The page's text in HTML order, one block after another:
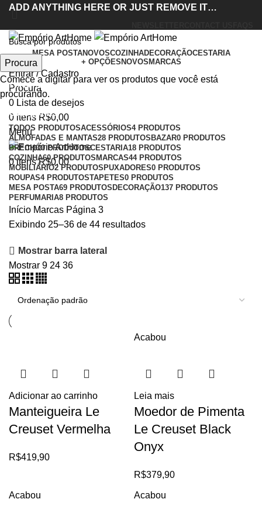
ADD ANYTHING HERE OR JUST REMOVE IT…
MESA POSTANOVOSCOZINHADECORAÇÃOCESTARIA
+ OPÇÕES NOVOS MARCAS
Entrar / Cadastro
Procura
0 Lista de desejos
0 itens R$0,00
Menu
0itens R$0,00
Marcas
Categorias
TODOS PRODUTOSACESSÓRIOS4 PRODUTOS
ALMOFADAS E MANTAS28 PRODUTOSBAZAR0 PRODUTOS
BRECHÓ0 PRODUTOSCESTARIA18 PRODUTOS
COZINHA60 PRODUTOSMARCAS44 PRODUTOS
MOBILIÁRIO2 PRODUTOSPUXADORES0 PRODUTOS
ROUPAS4 PRODUTOSTAPETES0 PRODUTOS
MESA POSTA69 PRODUTOSDECORAÇÃO137 PRODUTOS
PERFUMARIA8 PRODUTOS
Início Marcas Página 3
Exibindo 25–36 de 44 resultados
Mostrar barra lateral
Mostrar 9 24 36
Adicionar ao carrinho
Manteigueira Le
Creuset Vermelha
R$419,90
Acabou
Leia mais
Moedor de Pimenta
Le Creuset Black
Onyx
R$379,90
Acabou Acabou
Procura
Comece a digitar para ver os produtos que você está
procurando.